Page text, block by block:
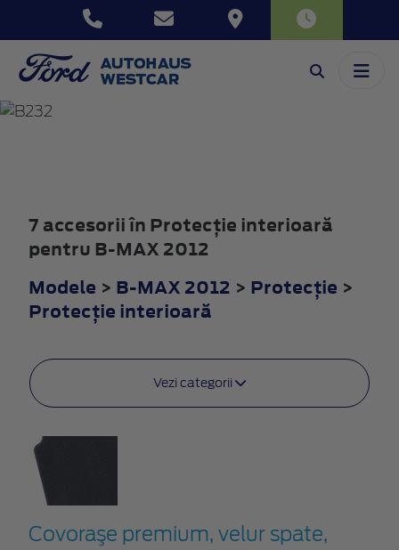
B-MAX
7 accesorii în Protecţie interioară
pentru B-MAX 2012
Modele > B-MAX 2012 > Protecţie >
Protecţie interioară
Vezi categorii
Covoraşe premium, velur spate,